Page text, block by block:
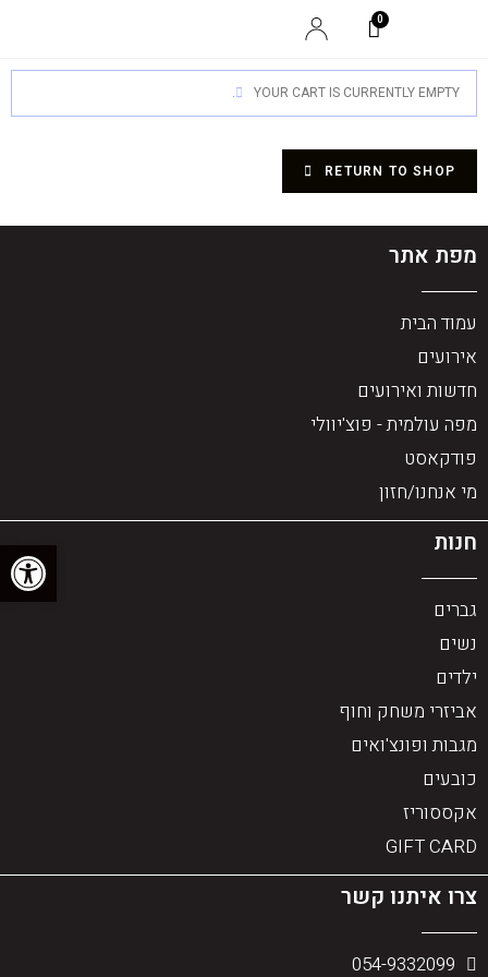
YOUR CART IS CURRENTLY EMPTY.
RETURN TO SHOP
מפת אתר
עמוד הבית
אירועים
חדשות ואירועים
מפה עולמית - פוצ'יוולי
פודקאסט
מי אנחנו/חזון
חנות
גברים
נשים
ילדים
אביזרי משחק וחוף
מגבות ופונצ'ואים
כובעים
אקססוריז
GIFT CARD
צרו איתנו קשר
054-9332099
פתח סרגל נגישות